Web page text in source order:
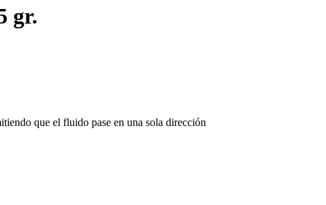
gr.
que el fluido pase en una sola dirección